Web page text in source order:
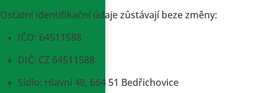
Ostatní identifikační údaje zůstávají beze změny:
IČO: 64511588
DIČ: CZ 64511588
Sídlo: Hlavní 48, 664 51 Bedřichovice